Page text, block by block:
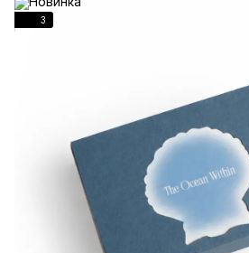
3